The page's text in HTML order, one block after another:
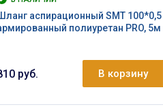
аспирационный SMT 100*0,5
полиуретан PRO, 5м
руб. В корзину